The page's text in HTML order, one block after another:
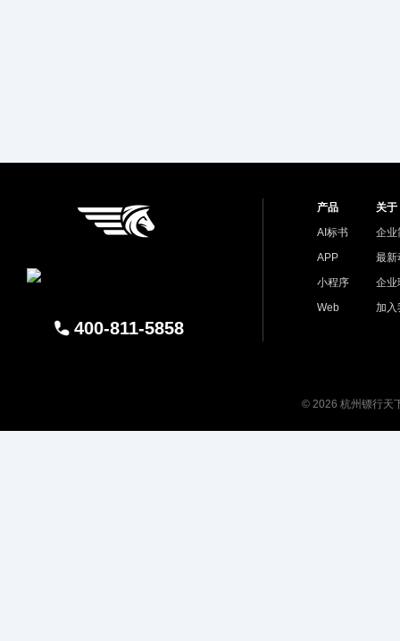
400-811-5858
产品
AI标书
APP
小程序
Web
关于
企业
最新
企业
加入
© 2026 杭州镖行天